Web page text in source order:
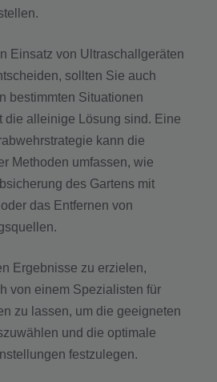
Einsatz von Ultraschallgeräten
sollten Sie auch
bestimmten Situationen
die alleinige Lösung sind. Eine
kann die
Methoden umfassen, wie
des Gartens mit
das Entfernen von
Ergebnisse zu erzielen,
von einem Spezialisten für
zu lassen, um die geeigneten
und die optimale
festzulegen.